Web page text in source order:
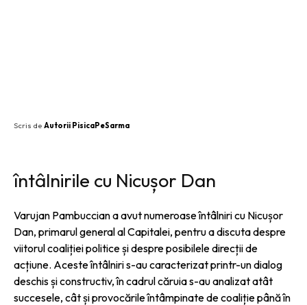
Scris de Autorii PisicaPeSarma
întâlnirile cu Nicușor Dan
Varujan Pambuccian a avut numeroase întâlniri cu Nicușor
Dan, primarul general al Capitalei, pentru a discuta despre
viitorul coaliției politice și despre posibilele direcții de
acțiune. Aceste întâlniri s-au caracterizat printr-un dialog
deschis și constructiv, în cadrul căruia s-au analizat atât
succesele, cât și provocările întâmpinate de coaliție până în